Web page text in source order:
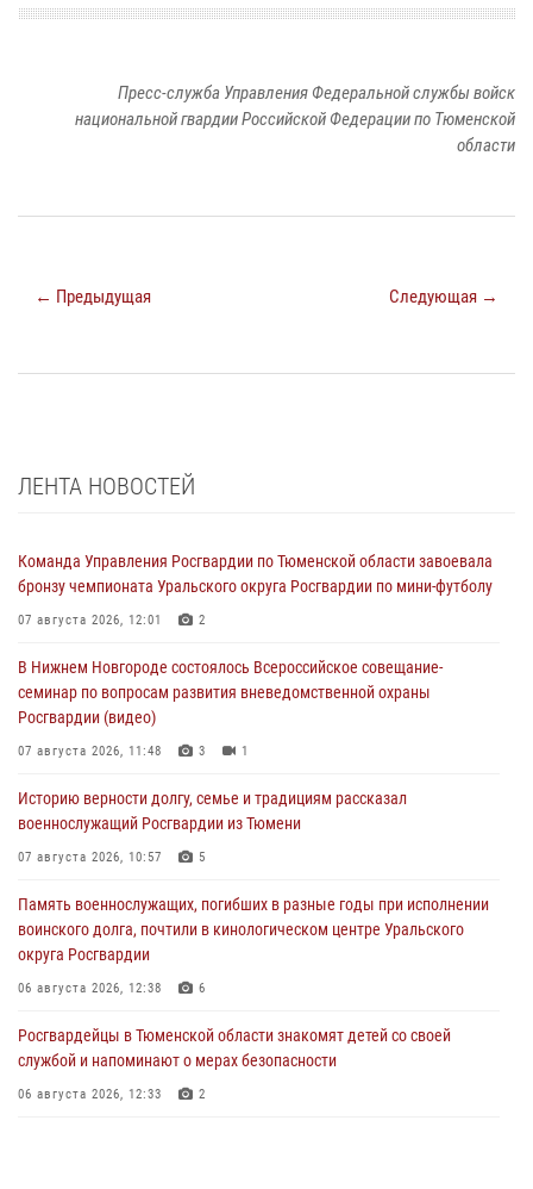
Пресс-служба Управления Федеральной службы войск
национальной гвардии Российской Федерации по Тюменской
области
← Предыдущая Следующая →
ЛЕНТА НОВОСТЕЙ
Команда Управления Росгвардии по Тюменской области завоевала
бронзу чемпионата Уральского округа Росгвардии по мини-футболу
07 августа 2026, 12:01 2
В Нижнем Новгороде состоялось Всероссийское совещание-
семинар по вопросам развития вневедомственной охраны
Росгвардии (видео)
07 августа 2026, 11:48 3 1
Историю верности долгу, семье и традициям рассказал
военнослужащий Росгвардии из Тюмени
07 августа 2026, 10:57 5
Память военнослужащих, погибших в разные годы при исполнении
воинского долга, почтили в кинологическом центре Уральского
округа Росгвардии
06 августа 2026, 12:38 6
Росгвардейцы в Тюменской области знакомят детей со своей
службой и напоминают о мерах безопасности
06 августа 2026, 12:33 2